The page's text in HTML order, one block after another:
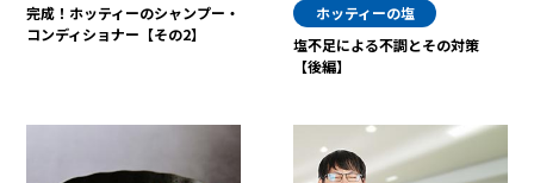
完成！ホッティーのシャンプー・
コンディショナー【その2】
ホッティーの塩
塩不足による不調とその対策
【後編】